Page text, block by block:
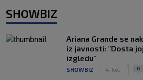
SHOWBIZ
Ariana Grande se
iz javnosti: "Dosta
izgledu"
SHOWBIZ 4. kol. 0